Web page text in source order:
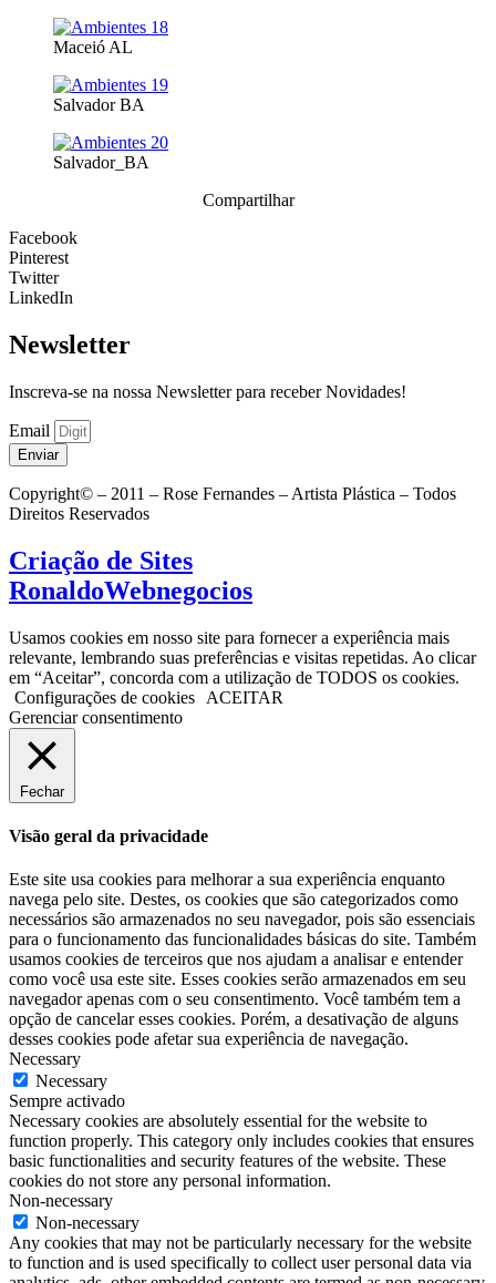
Maceió AL
Salvador BA
Salvador_BA
Compartilhar
Facebook
Pinterest
Twitter
LinkedIn
Newsletter
Inscreva-se na nossa Newsletter para receber Novidades!
Email
Enviar
Copyright© – 2011 – Rose Fernandes – Artista Plástica – Todos
Direitos Reservados
Criação de Sites
RonaldoWebnegocios
Usamos cookies em nosso site para fornecer a experiência mais
relevante, lembrando suas preferências e visitas repetidas. Ao clicar
em “Aceitar”, concorda com a utilização de TODOS os cookies.
Configurações de cookies
ACEITAR
Gerenciar consentimento
Fechar
Visão geral da privacidade
Este site usa cookies para melhorar a sua experiência enquanto
navega pelo site. Destes, os cookies que são categorizados como
necessários são armazenados no seu navegador, pois são essenciais
para o funcionamento das funcionalidades básicas do site. Também
usamos cookies de terceiros que nos ajudam a analisar e entender
como você usa este site. Esses cookies serão armazenados em seu
navegador apenas com o seu consentimento. Você também tem a
opção de cancelar esses cookies. Porém, a desativação de alguns
desses cookies pode afetar sua experiência de navegação.
Necessary
Necessary
Sempre activado
Necessary cookies are absolutely essential for the website to
function properly. This category only includes cookies that ensures
basic functionalities and security features of the website. These
cookies do not store any personal information.
Non-necessary
Non-necessary
Any cookies that may not be particularly necessary for the website
to function and is used specifically to collect user personal data via